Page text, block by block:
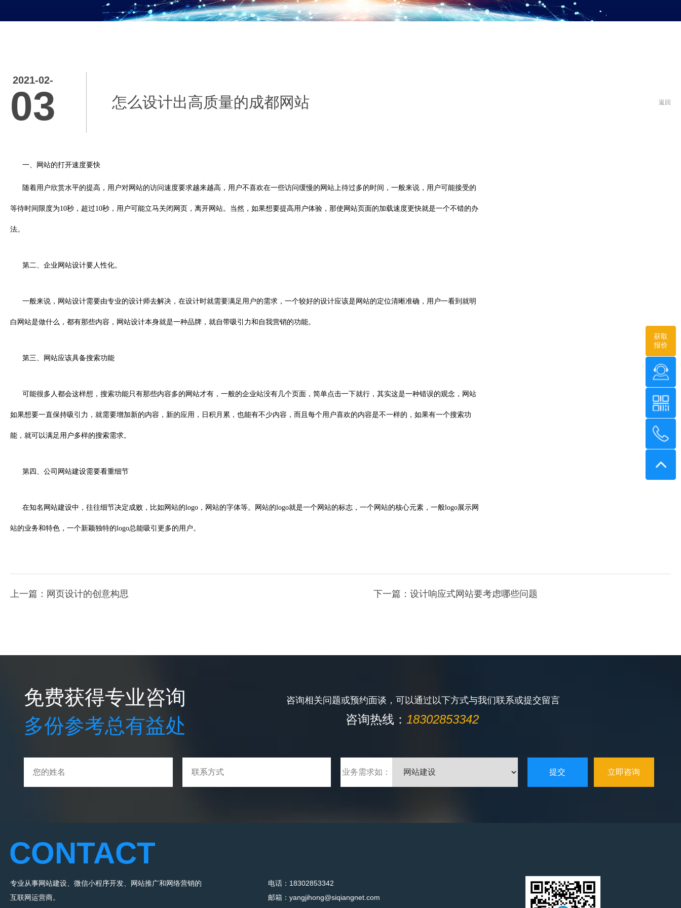
获取
报价
2021-02-
03 怎么设计出高质量的成都网站 返回
一、网站的打开速度要快
随着用户欣赏水平的提高，用户对网站的访问速度要求越来越高，用户不喜欢在一些访问缓慢的网站上待过多的时间，一般来说，用户可能接受的
等待时间限度为10秒，超过10秒，用户可能立马关闭网页，离开网站。当然，如果想要提高用户体验，那使网站页面的加载速度更快就是一个不错的办
法。
第二、企业网站设计要人性化。
一般来说，网站设计需要由专业的设计师去解决，在设计时就需要满足用户的需求，一个较好的设计应该是网站的定位清晰准确，用户一看到就明
白网站是做什么，都有那些内容，网站设计本身就是一种品牌，就自带吸引力和自我营销的功能。
第三、网站应该具备搜索功能
可能很多人都会这样想，搜索功能只有那些内容多的网站才有，一般的企业站没有几个页面，简单点击一下就行，其实这是一种错误的观念，网站
如果想要一直保持吸引力，就需要增加新的内容，新的应用，日积月累，也能有不少内容，而且每个用户喜欢的内容是不一样的，如果有一个搜索功
能，就可以满足用户多样的搜索需求。
第四、公司网站建设需要看重细节
在知名网站建设中，往往细节决定成败，比如网站的logo，网站的字体等。网站的logo就是一个网站的标志，一个网站的核心元素，一般logo展示网
站的业务和特色，一个新颖独特的logo总能吸引更多的用户。
上一篇：网页设计的创意构思 下一篇：设计响应式网站要考虑哪些问题
免费获得专业咨询
多份参考总有益处
咨询相关问题或预约面谈，可以通过以下方式与我们联系或提交留言
咨询热线： 18302853342
业务需求如： 立即咨询
CONTACT
专业从事网站建设、微信小程序开发、网站推广和网络营销的
互联网运营商。
电话：18302853342
邮箱：yangjihong@siqiangnet.com